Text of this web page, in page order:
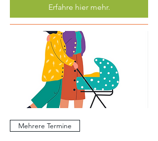
Erfahre hier mehr.
Mehrere Termine